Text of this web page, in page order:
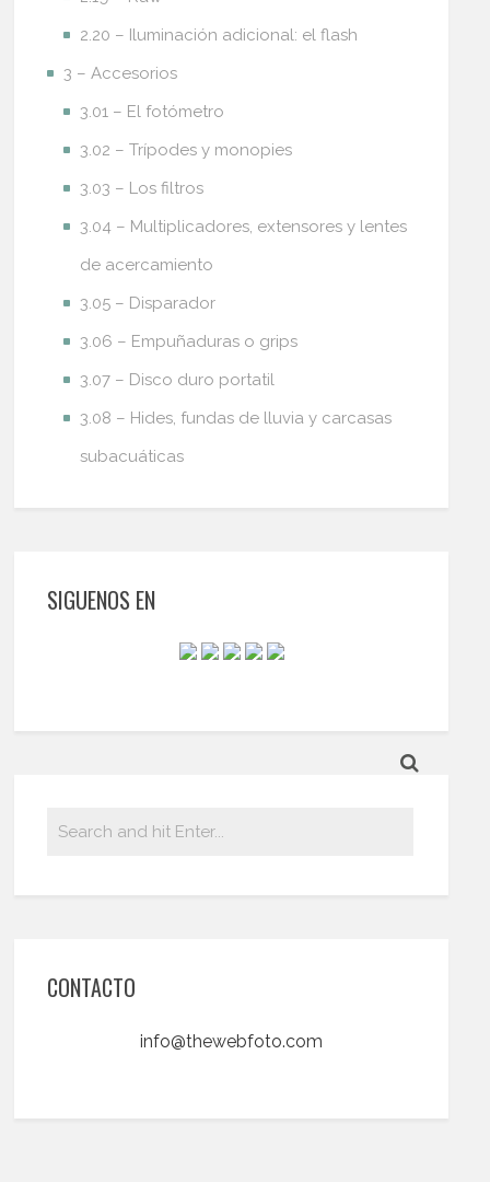
2.20 – Iluminación adicional: el flash
3 – Accesorios
3.01 – El fotómetro
3.02 – Trípodes y monopies
3.03 – Los filtros
3.04 – Multiplicadores, extensores y lentes
de acercamiento
3.05 – Disparador
3.06 – Empuñaduras o grips
3.07 – Disco duro portatil
3.08 – Hides, fundas de lluvia y carcasas
subacuáticas
SIGUENOS EN
CONTACTO
info@thewebfoto.com